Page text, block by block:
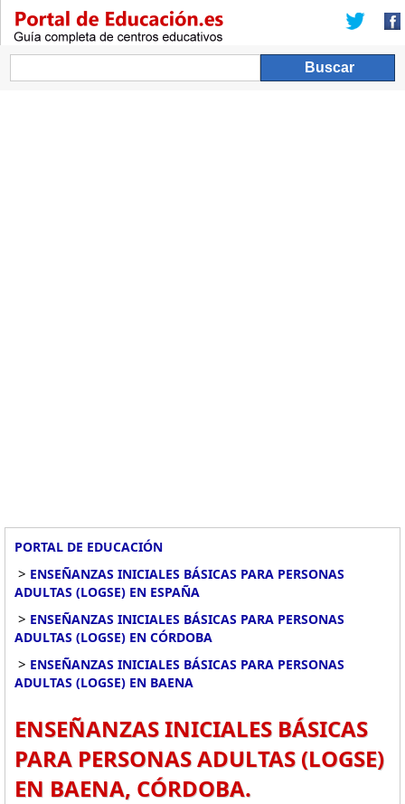
PORTAL DE EDUCACIÓN
> ENSEÑANZAS INICIALES BÁSICAS PARA PERSONAS
ADULTAS (LOGSE) EN ESPAÑA
> ENSEÑANZAS INICIALES BÁSICAS PARA PERSONAS
ADULTAS (LOGSE) EN CÓRDOBA
> ENSEÑANZAS INICIALES BÁSICAS PARA PERSONAS
ADULTAS (LOGSE) EN BAENA
ENSEÑANZAS INICIALES BÁSICAS
PARA PERSONAS ADULTAS (LOGSE)
EN BAENA, CÓRDOBA.